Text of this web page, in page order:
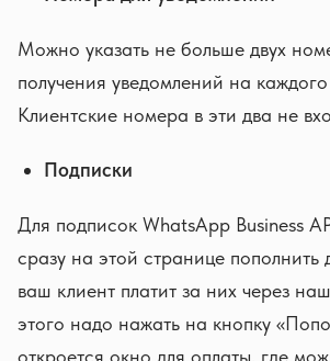
Можно указать не больше двух
получения уведомлений на
Клиентские номера в эти два не
Подписки
Для подписок WhatsApp Business
сразу на этой странице пополнить
ваш клиент платит за них через
этого надо нажать на кнопку
откроется окно для оплаты, где